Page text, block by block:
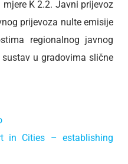
K 2.2. Javni prijevoz
prijevoza nulte emisije
regionalnog javnog
u gradovima slične
in Cities – establishing